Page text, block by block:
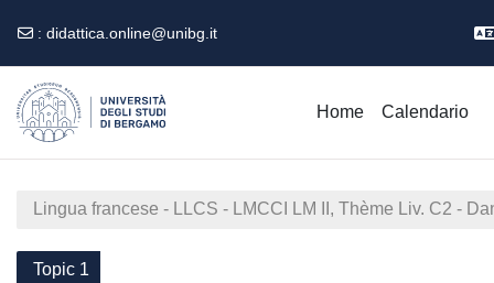
: didattica.online@unibg.it
Home Calendario
Lingua francese - LLCS - LMCCI LM II, Thème Liv. C2 -
Topic 1